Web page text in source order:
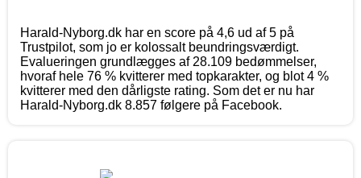
Harald-Nyborg.dk har en score på 4,6 ud af 5 på
Trustpilot, som jo er kolossalt beundringsværdigt.
Evalueringen grundlægges af 28.109 bedømmelser,
hvoraf hele 76 % kvitterer med topkarakter, og blot 4 %
kvitterer med den dårligste rating. Som det er nu har
Harald-Nyborg.dk 8.857 følgere på Facebook.